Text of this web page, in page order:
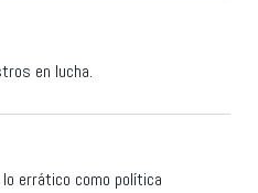
en lucha.
lo errático como política